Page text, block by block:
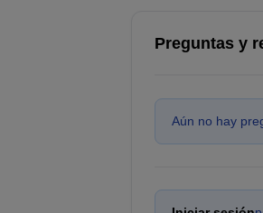
Preguntas y
Aún no hay